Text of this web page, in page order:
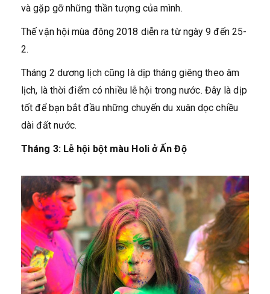
và gặp gỡ những thần tượng của mình.
Thế vận hội mùa đông 2018 diễn ra từ ngày 9 đến 25-
2.
Tháng 2 dương lịch cũng là dịp tháng giêng theo âm
lịch, là thời điểm có nhiều lễ hội trong nước. Đây là dịp
tốt để bạn bắt đầu những chuyến du xuân dọc chiều
dài đất nước.
Tháng 3: Lễ hội bột màu Holi ở Ấn Độ